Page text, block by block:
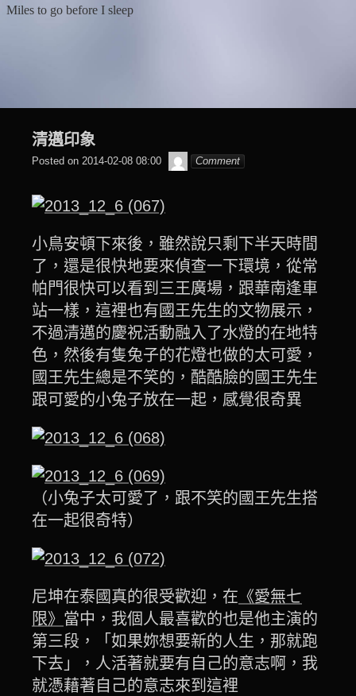
Miles to go before I sleep
清邁印象
Posted on 2014-02-08 08:00 beagle2001_tw
Comment
小鳥安頓下來後，雖然說只剩下半天時間
了，還是很快地要來偵查一下環境，從常
帕門很快可以看到三王廣場，跟華南逢車
站一樣，這裡也有國王先生的文物展示，
不過清邁的慶祝活動融入了水燈的在地特
色，然後有隻兔子的花燈也做的太可愛，
國王先生總是不笑的，酷酷臉的國王先生
跟可愛的小兔子放在一起，感覺很奇異
（小兔子太可愛了，跟不笑的國王先生搭
在一起很奇特）
尼坤在泰國真的很受歡迎，在 《愛無七
限》 當中，我個人最喜歡的也是他主演的
第三段，「如果妳想要新的人生，那就跑
下去」，人活著就要有自己的意志啊，我
就憑藉著自己的意志來到這裡